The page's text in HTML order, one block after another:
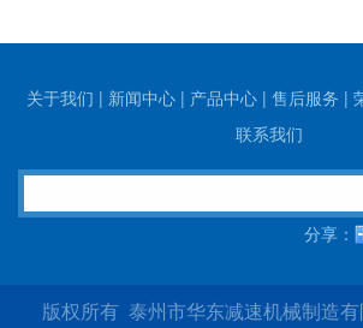
关于我们 | 新闻中心 | 产品中心 | 售后服务 |
联系我们
分享：
版权所有 泰州市华东减速机械制造